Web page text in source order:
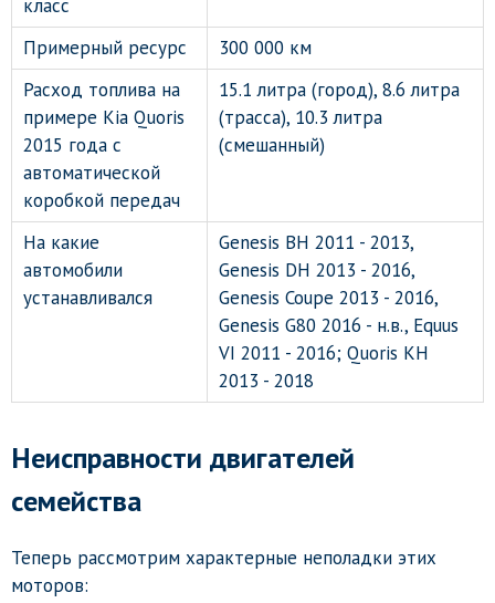
класс
Примерный ресурс
300 000 км
Расход топлива на
примере Kia Quoris
2015 года с
автоматической
коробкой передач
15.1 литра (город), 8.6 литра
(трасса), 10.3 литра
(смешанный)
На какие
автомобили
устанавливался
Genesis BH 2011 - 2013,
Genesis DH 2013 - 2016,
Genesis Coupe 2013 - 2016,
Genesis G80 2016 - н.в., Equus
VI 2011 - 2016; Quoris KH
2013 - 2018
Неисправности двигателей
семейства
Теперь рассмотрим характерные неполадки этих
моторов: